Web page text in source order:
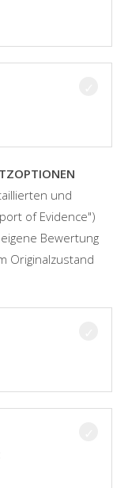
und
of Evidence")
Bewertung
Originalzustand